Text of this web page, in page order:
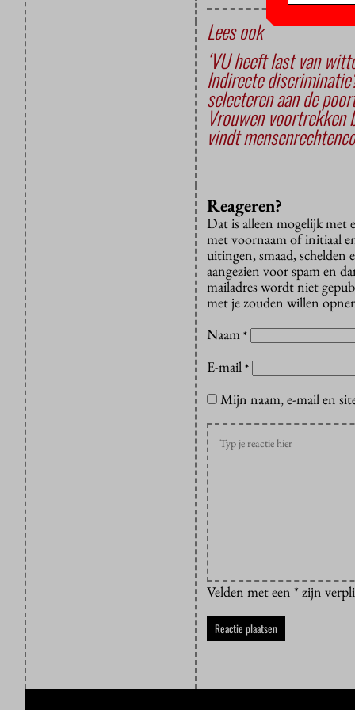
Lees ook
‘VU heeft last van
Indirecte
selecteren aan de
Vrouwen voortrekken
vindt
Reageren?
Dat is alleen mogelijk met
met voornaam of initiaal
uitingen, smaad, schelden
aangezien voor spam en
mailadres wordt niet
met je zouden willen
Naam *
E-mail *
Mijn naam, e-mail en
Velden met een * zijn